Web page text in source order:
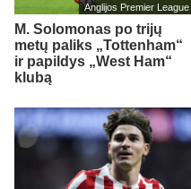
Anglijos Premier League
M. Solomonas po trijų
metų paliks „Tottenham“
ir papildys „West Ham“
klubą